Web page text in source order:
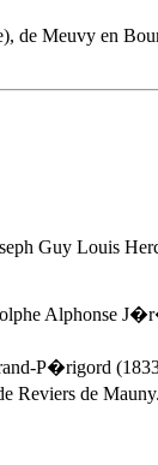
Meuvy en
Guy Louis
Alphonse
P�rigord
Reviers de Mauny.